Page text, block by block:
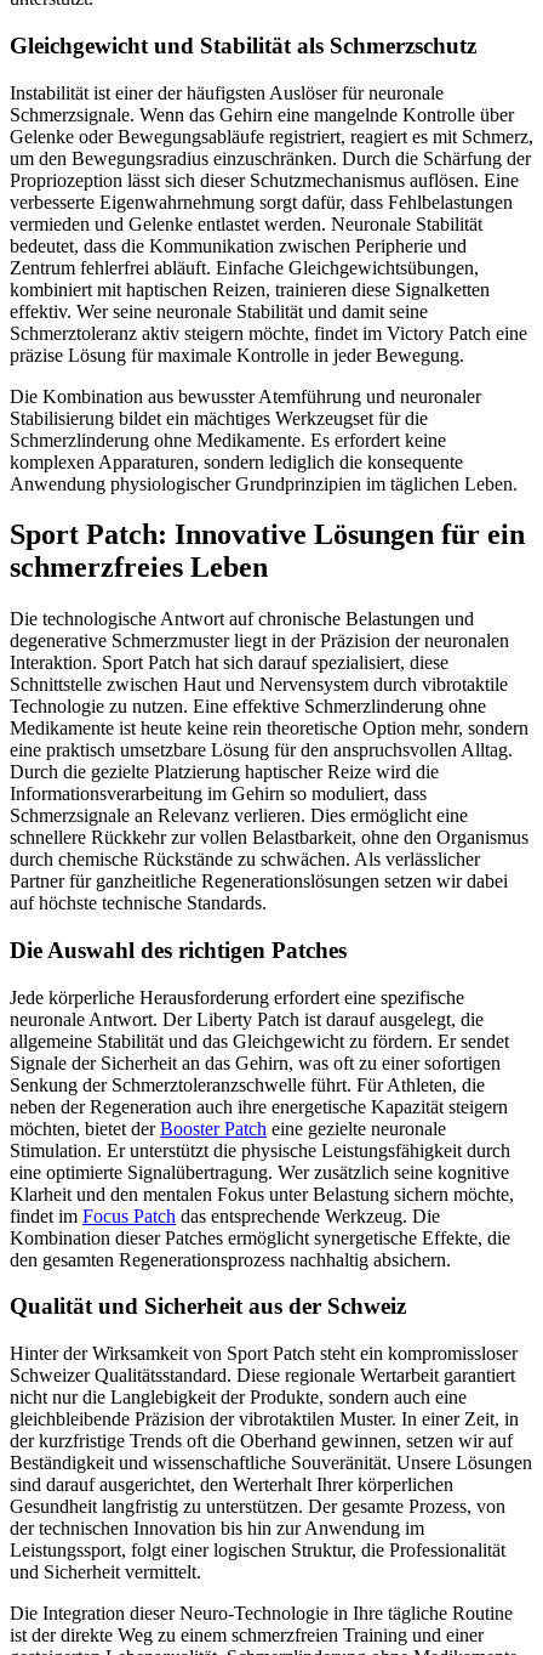
Gleichgewicht und Stabilität als Schmerzschutz
Instabilität ist einer der häufigsten Auslöser für neuronale
Schmerzsignale. Wenn das Gehirn eine mangelnde Kontrolle über
Gelenke oder Bewegungsabläufe registriert, reagiert es mit Schmerz,
um den Bewegungsradius einzuschränken. Durch die Schärfung der
Propriozeption lässt sich dieser Schutzmechanismus auflösen. Eine
verbesserte Eigenwahrnehmung sorgt dafür, dass Fehlbelastungen
vermieden und Gelenke entlastet werden. Neuronale Stabilität
bedeutet, dass die Kommunikation zwischen Peripherie und
Zentrum fehlerfrei abläuft. Einfache Gleichgewichtsübungen,
kombiniert mit haptischen Reizen, trainieren diese Signalketten
effektiv. Wer seine neuronale Stabilität und damit seine
Schmerztoleranz aktiv steigern möchte, findet im Victory Patch eine
präzise Lösung für maximale Kontrolle in jeder Bewegung.
Die Kombination aus bewusster Atemführung und neuronaler
Stabilisierung bildet ein mächtiges Werkzeugset für die
Schmerzlinderung ohne Medikamente. Es erfordert keine
komplexen Apparaturen, sondern lediglich die konsequente
Anwendung physiologischer Grundprinzipien im täglichen Leben.
Sport Patch: Innovative Lösungen für ein
schmerzfreies Leben
Die technologische Antwort auf chronische Belastungen und
degenerative Schmerzmuster liegt in der Präzision der neuronalen
Interaktion. Sport Patch hat sich darauf spezialisiert, diese
Schnittstelle zwischen Haut und Nervensystem durch vibrotaktile
Technologie zu nutzen. Eine effektive Schmerzlinderung ohne
Medikamente ist heute keine rein theoretische Option mehr, sondern
eine praktisch umsetzbare Lösung für den anspruchsvollen Alltag.
Durch die gezielte Platzierung haptischer Reize wird die
Informationsverarbeitung im Gehirn so moduliert, dass
Schmerzsignale an Relevanz verlieren. Dies ermöglicht eine
schnellere Rückkehr zur vollen Belastbarkeit, ohne den Organismus
durch chemische Rückstände zu schwächen. Als verlässlicher
Partner für ganzheitliche Regenerationslösungen setzen wir dabei
auf höchste technische Standards.
Die Auswahl des richtigen Patches
Jede körperliche Herausforderung erfordert eine spezifische
neuronale Antwort. Der Liberty Patch ist darauf ausgelegt, die
allgemeine Stabilität und das Gleichgewicht zu fördern. Er sendet
Signale der Sicherheit an das Gehirn, was oft zu einer sofortigen
Senkung der Schmerztoleranzschwelle führt. Für Athleten, die
neben der Regeneration auch ihre energetische Kapazität steigern
möchten, bietet derBooster Patch eine gezielte neuronale
Stimulation. Er unterstützt die physische Leistungsfähigkeit durch
eine optimierte Signalübertragung. Wer zusätzlich seine kognitive
Klarheit und den mentalen Fokus unter Belastung sichern möchte,
findet im Focus Patch das entsprechende Werkzeug. Die
Kombination dieser Patches ermöglicht synergetische Effekte, die
den gesamten Regenerationsprozess nachhaltig absichern.
Qualität und Sicherheit aus der Schweiz
Hinter der Wirksamkeit von Sport Patch steht ein kompromissloser
Schweizer Qualitätsstandard. Diese regionale Wertarbeit garantiert
nicht nur die Langlebigkeit der Produkte, sondern auch eine
gleichbleibende Präzision der vibrotaktilen Muster. In einer Zeit, in
der kurzfristige Trends oft die Oberhand gewinnen, setzen wir auf
Beständigkeit und wissenschaftliche Souveränität. Unsere Lösungen
sind darauf ausgerichtet, den Werterhalt Ihrer körperlichen
Gesundheit langfristig zu unterstützen. Der gesamte Prozess, von
der technischen Innovation bis hin zur Anwendung im
Leistungssport, folgt einer logischen Struktur, die Professionalität
und Sicherheit vermittelt.
Die Integration dieser Neuro-Technologie in Ihre tägliche Routine
ist der direkte Weg zu einem schmerzfreien Training und einer